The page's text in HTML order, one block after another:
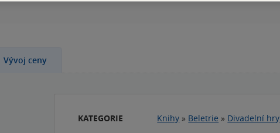
Vývoj ceny
KATEGORIE Knihy » Beletrie » Divadelní hry